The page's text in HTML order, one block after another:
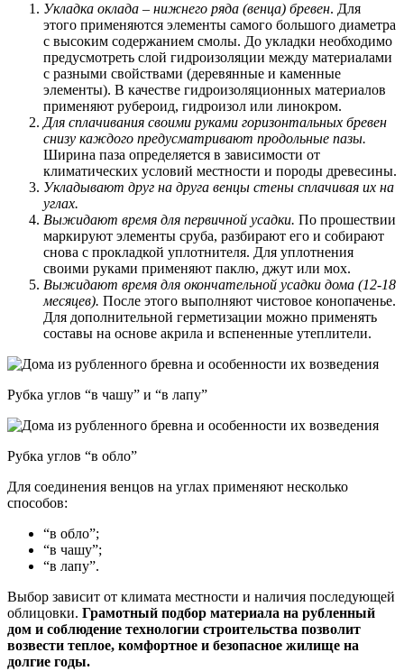
Укладка оклада – нижнего ряда (венца) бревен. Для
этого применяются элементы самого большого диаметра
с высоким содержанием смолы. До укладки необходимо
предусмотреть слой гидроизоляции между материалами
с разными свойствами (деревянные и каменные
элементы). В качестве гидроизоляционных материалов
применяют рубероид, гидроизол или линокром.
Для сплачивания своими руками горизонтальных бревен
снизу каждого предусматривают продольные пазы.
Ширина паза определяется в зависимости от
климатических условий местности и породы древесины.
Укладывают друг на друга венцы стены сплачивая их на
углах.
Выжидают время для первичной усадки. По прошествии
маркируют элементы сруба, разбирают его и собирают
снова с прокладкой уплотнителя. Для уплотнения
своими руками применяют паклю, джут или мох.
Выжидают время для окончательной усадки дома (12-18
месяцев). После этого выполняют чистовое конопаченье.
Для дополнительной герметизации можно применять
составы на основе акрила и вспененные утеплители.
Рубка углов “в чашу” и “в лапу”
Рубка углов “в обло”
Для соединения венцов на углах применяют несколько
способов:
“в обло”;
“в чашу”;
“в лапу”.
Выбор зависит от климата местности и наличия последующей
облицовки. Грамотный подбор материала на рубленный
дом и соблюдение технологии строительства позволит
возвести теплое, комфортное и безопасное жилище на
долгие годы.